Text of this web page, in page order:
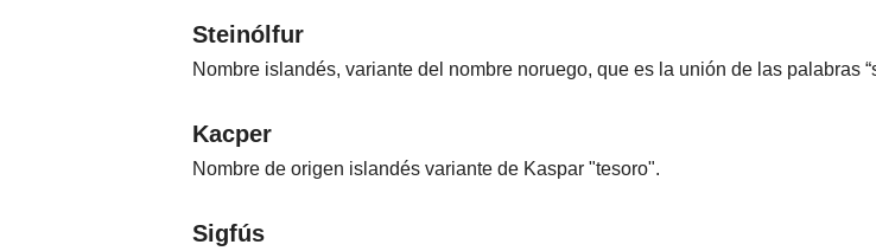
Steinólfur
Nombre islandés, variante del nombre noruego, que es la unión de las palabras
Kacper
Nombre de origen islandés variante de Kaspar "tesoro".
Sigfús